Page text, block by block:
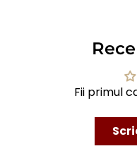
Fii primul